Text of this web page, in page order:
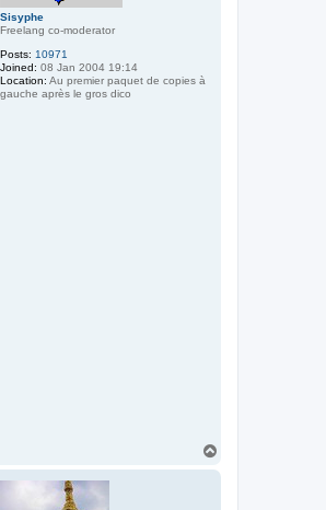
Sisyphe
Freelang co-moderator
Posts: 10971
Joined: 08 Jan 2004 19:14
Location: Au premier paquet de copies à
gauche après le gros dico